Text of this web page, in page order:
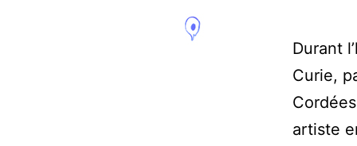
Durant
Curie,
artiste